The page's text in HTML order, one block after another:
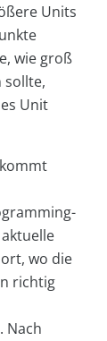
Units
wie groß
sollte,
Unit
wo die
richtig
Nach